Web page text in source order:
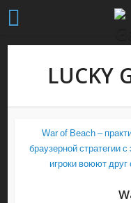
LUCKY
War of Beach –
браузерной стратегии
игроки воюют друг